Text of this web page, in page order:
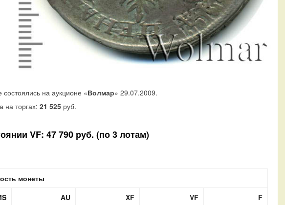
на аукционе «Волмар» 29.07.2009.
на торгах: 21 525руб.
VF: 47 790 руб. (по 3 лотам)
монеты
AU XF VF
F